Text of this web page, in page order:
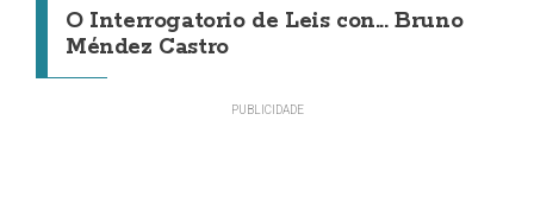
O Interrogatorio de Leis con... Bruno
Méndez Castro